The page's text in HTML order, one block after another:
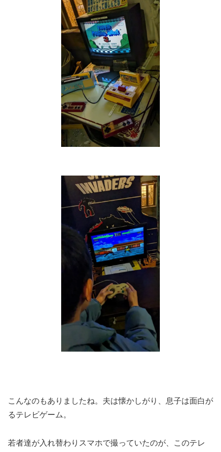
こんなのもありましたね。夫は懐かしがり、息子は面白が
るテレビゲーム。
若者達が入れ替わりスマホで撮っていたのが、このテレ